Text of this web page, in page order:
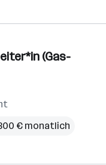
(Gas-
€ monatlich